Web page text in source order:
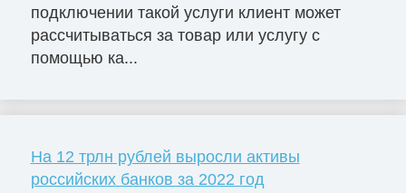
подключении такой услуги клиент может
рассчитываться за товар или услугу с
помощью ка...
На 12 трлн рублей выросли активы
российских банков за 2022 год